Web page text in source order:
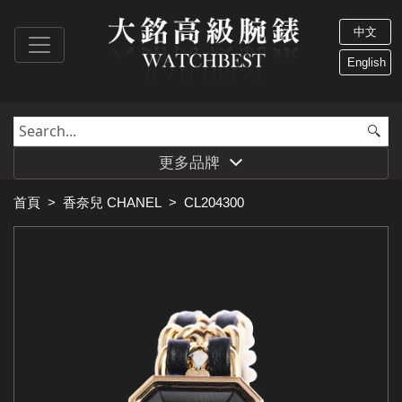
中文
English
更多品牌
首頁 > 香奈兒 CHANEL > CL204300